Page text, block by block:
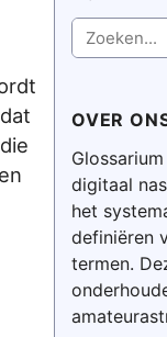
Zoeken
OVER
digitaal
het
definiëren
termen.